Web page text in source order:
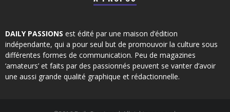
DAILY PASSIONS est édité par une maison d’édition
indépendante, qui a pour seul but de promouvoir la culture sous
différentes formes de communication. Peu de magazines
‘amateurs’ et faits par des passionnés peuvent se vanter d’avoir
une aussi grande qualité graphique et rédactionnelle.